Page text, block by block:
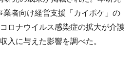
者向け経営支援「カイポケ」の
ロナウイルス感染症の拡大が介護
入に与えた影響を調べた。